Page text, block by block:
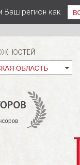
Ваш регион как
ОБЛАСТЬ